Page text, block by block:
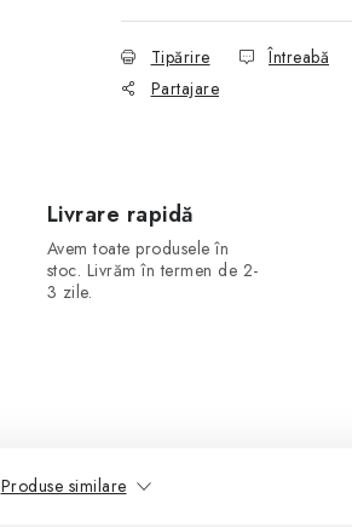
Tipărire Întreabă
Partajare
Livrare rapidă
Avem toate produsele în
stoc. Livrăm în termen de 2-
3 zile.
Produse similare